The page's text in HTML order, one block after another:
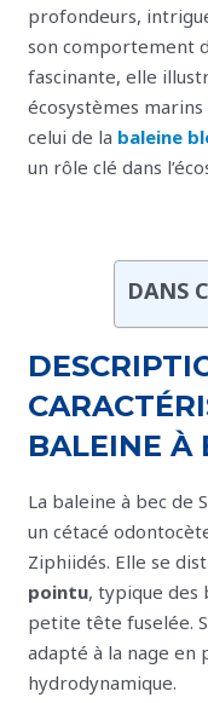
profondeurs,
son comportement
fascinante, elle
écosystèmes
celui de la baleine
un rôle clé dans
DANS
BALEINE À
La baleine à bec de
un cétacé
Ziphiidés. Elle se
pointu, typique des
petite tête fuselée.
adapté à la nage en
hydrodynamique.